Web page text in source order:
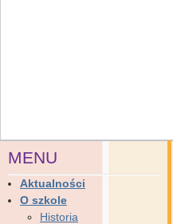
MENU
Aktualności
O szkole
Historia